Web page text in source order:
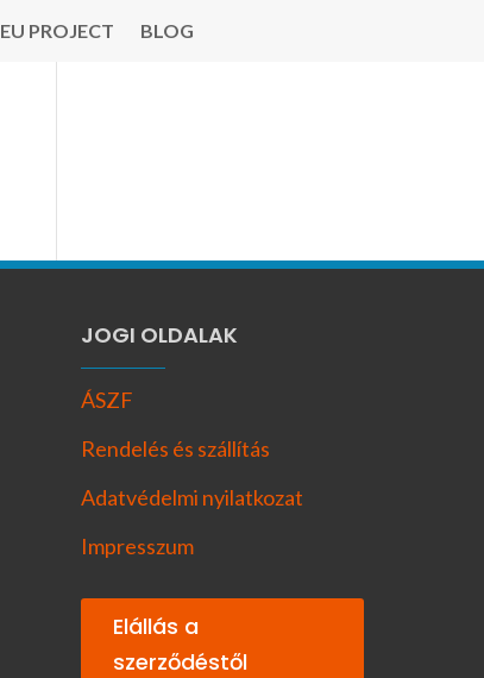
EU PROJECT BLOG
JOGI OLDALAK
ÁSZF
Rendelés és szállítás
Adatvédelmi nyilatkozat
Impresszum
Elállás a
szerződéstől